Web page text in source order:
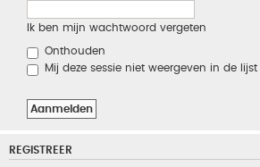
Ik ben mijn wachtwoord vergeten
Onthouden
Mij deze sessie niet weergeven in de
REGISTREER